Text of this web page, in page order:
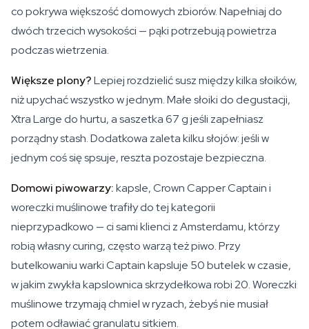
co pokrywa większość domowych zbiorów. Napełniaj do
dwóch trzecich wysokości — pąki potrzebują powietrza
podczas wietrzenia.
Większe plony?Lepiej rozdzielić susz między kilka słoików,
niż upychać wszystko w jednym. Małe słoiki do degustacji,
Xtra Large do hurtu, a saszetka 67 g jeśli zapełniasz
porządny stash. Dodatkowa zaleta kilku słojów: jeśli w
jednym coś się spsuje, reszta pozostaje bezpieczna.
Domowi piwowarzy:kapsle, Crown Capper Captain i
woreczki muślinowe trafiły do tej kategorii
nieprzypadkowo — ci sami klienci z Amsterdamu, którzy
robią własny curing, często warzą też piwo. Przy
butelkowaniu warki Captain kapsluje 50 butelek w czasie,
w jakim zwykła kapslownica skrzydełkowa robi 20. Woreczki
muślinowe trzymają chmiel w ryzach, żebyś nie musiał
potem odławiać granulatu sitkiem.